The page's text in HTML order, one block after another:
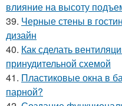
влияние на высоту
39. Черные стены в
дизайн
40. Как сделать
принудительной схемой
41. Пластиковые окна в
парной?